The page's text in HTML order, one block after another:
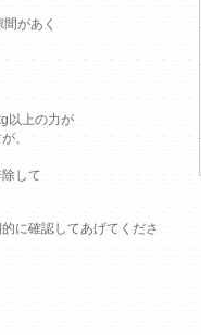
があく
以上の力が
、
して
に確認してあげてくださ